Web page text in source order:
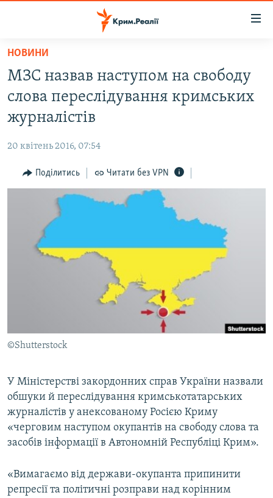
Перейти
основного
матеріалу
до
основної
Перейти
до
ВІДЕО ТА ФОТО
БЛОГИ
ПОГЛЯД
ІНТЕРВ'Ю
ВСЕ ЗА ДЕНЬ
СПЕЦПРОЕКТИ
ДЕПОРТАЦІЯ
ІНФОГРАФІКА
ЯК ОБІЙТИ БЛОКУВАННЯ
ДОЛУЧАЙСЯ!
Усі сайти RFE/RL
НОВИНИ
МЗС назвав наступом на свободу
слова переслідування кримських
журналістів
20 квітень 2016, 07:54
Поділитись Читати без VPN
©Shutterstock
У Міністерстві закордонних справ України назвали
обшуки й переслідування кримськотатарських
журналістів у анексованому Росією Криму
«черговим наступом окупантів на свободу слова та
засобів інформації в Автономній Республіці Крим».
«Вимагаємо від держави-окупанта припинити
репресії та політичні розправи над корінним